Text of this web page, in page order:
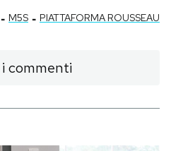
- M5S - PIATTAFORMA ROUSSEAU
commenti